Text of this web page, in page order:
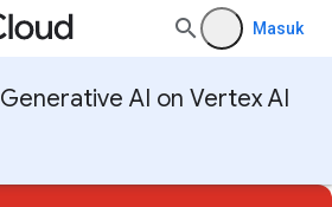
Masuk
Generative AI on Vertex AI